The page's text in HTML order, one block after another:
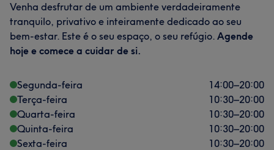
Venha desfrutar de um ambiente verdadeiramente
tranquilo, privativo e inteiramente dedicado ao seu
bem-estar. Este é o seu espaço, o seu refúgio. Agende
hoje e comece a cuidar de si.
Segunda-feira 14:00–20:00
Terça-feira
10:30–20:00
Quarta-feira
10:30–20:00
Quinta-feira
10:30–20:00
Sexta-feira
10:30–20:00